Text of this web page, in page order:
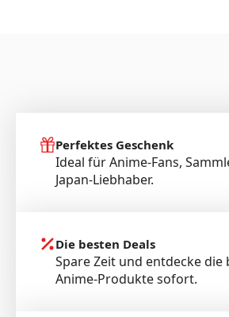
Perfektes Geschenk
Ideal für Anime-Fans,
Japan-Liebhaber.
Die besten Deals
Spare Zeit und entdecke die
Anime-Produkte sofort.